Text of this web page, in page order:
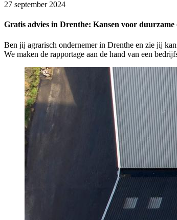
27 september 2024
Gratis advies in Drenthe: Kansen voor
Ben jij agrarisch ondernemer in Drenthe en zie jij
We maken de rapportage aan de hand van een